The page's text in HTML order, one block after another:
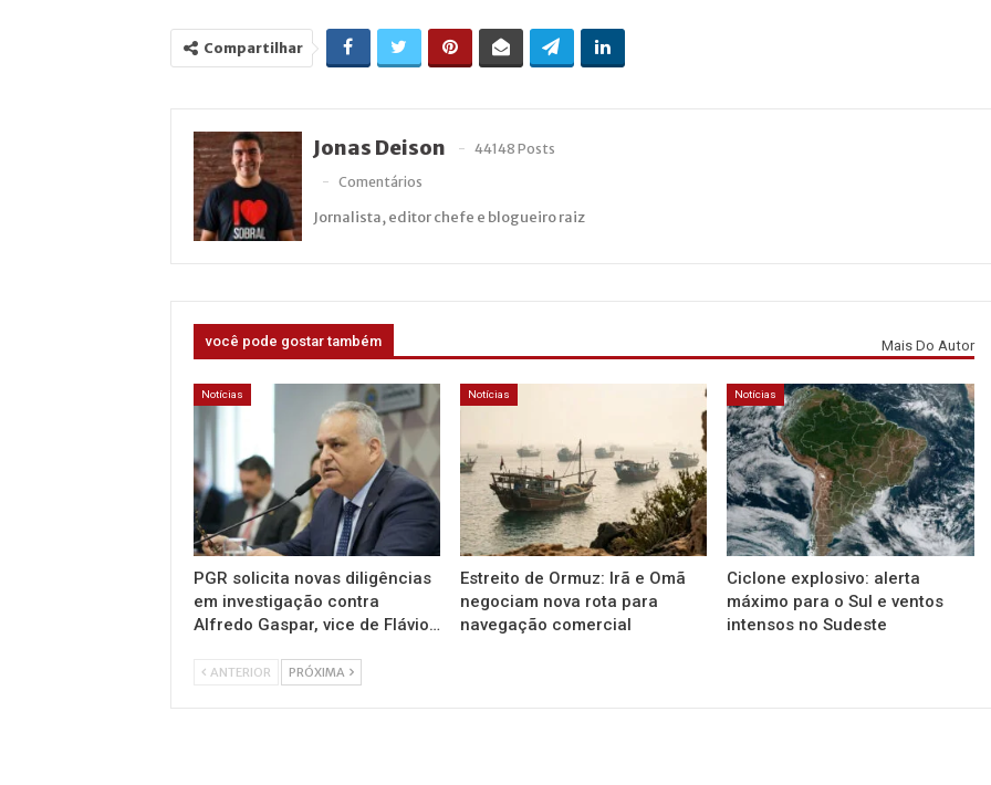
Compartilhar
Jonas Deison
44148 Posts
Comentários
Jornalista, editor chefe e blogueiro raiz
você pode gostar também Mais Do Autor
Notícias
PGR solicita novas diligências
em investigação contra
Alfredo Gaspar, vice de Flávio…
Notícias
Estreito de Ormuz: Irã e Omã
negociam nova rota para
navegação comercial
Notícias
Ciclone explosivo: alerta
máximo para o Sul e ventos
intensos no Sudeste
ANTERIOR PRÓXIMA